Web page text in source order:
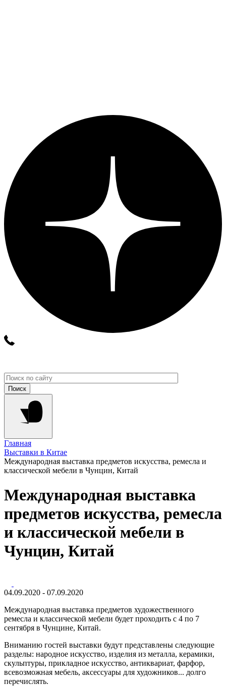
Главная
Выставки в Китае
Международная выставка предметов искусства, ремесла и
классической мебели в Чунцин, Китай
Международная выставка
предметов искусства, ремесла
и классической мебели в
Чунцин, Китай
04.09.2020 - 07.09.2020
Международная выставка предметов художественного
ремесла и классической мебели будет проходить с 4 по 7
сентября в Чунцине, Китай.
Вниманию гостей выставки будут представлены следующие
разделы: народное искусство, изделия из металла, керамики,
скульптуры, прикладное искусство, антиквариат, фарфор,
всевозможная мебель, аксессуары для художников... долго
перечислять.